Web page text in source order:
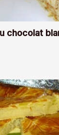
chocolat